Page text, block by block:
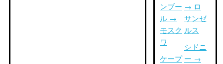
ンブー
ル →
モスク
ワ
ケープ
→ ロ
サンゼ
ルス
シドニ
ー →